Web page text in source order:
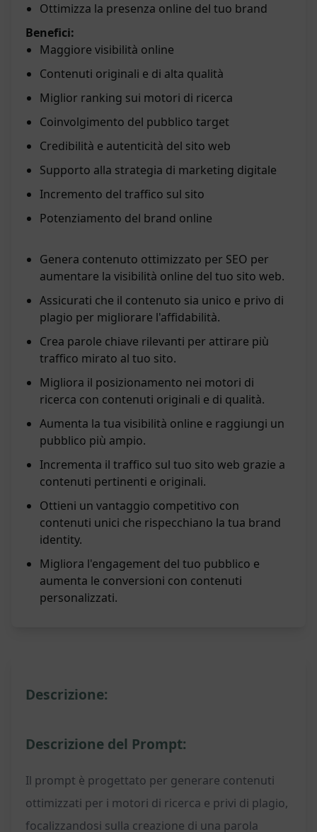
Ottimizza la presenza online del tuo brand
Benefici:
Maggiore visibilità online
Contenuti originali e di alta qualità
Miglior ranking sui motori di ricerca
Coinvolgimento del pubblico target
Credibilità e autenticità del sito web
Supporto alla strategia di marketing digitale
Incremento del traffico sul sito
Potenziamento del brand online
Genera contenuto ottimizzato per SEO per
aumentare la visibilità online del tuo sito web.
Assicurati che il contenuto sia unico e privo di
plagio per migliorare l'affidabilità.
Crea parole chiave rilevanti per attirare più
traffico mirato al tuo sito.
Migliora il posizionamento nei motori di
ricerca con contenuti originali e di qualità.
Aumenta la tua visibilità online e raggiungi un
pubblico più ampio.
Incrementa il traffico sul tuo sito web grazie a
contenuti pertinenti e originali.
Ottieni un vantaggio competitivo con
contenuti unici che rispecchiano la tua brand
identity.
Migliora l'engagement del tuo pubblico e
aumenta le conversioni con contenuti
personalizzati.
Descrizione:
Descrizione del Prompt:
Il prompt è progettato per generare contenuti
ottimizzati per i motori di ricerca e privi di plagio,
focalizzandosi sulla creazione di una parola